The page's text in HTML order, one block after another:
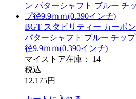
BGT スタビリティー カーボン
パターシャフト ブルー チップ
径9.9ｍｍ(0.390インチ)
マイストア在庫：
14
税込
12,175円